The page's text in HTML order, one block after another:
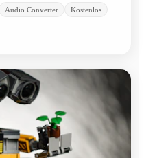
Audio Converter Kostenlos